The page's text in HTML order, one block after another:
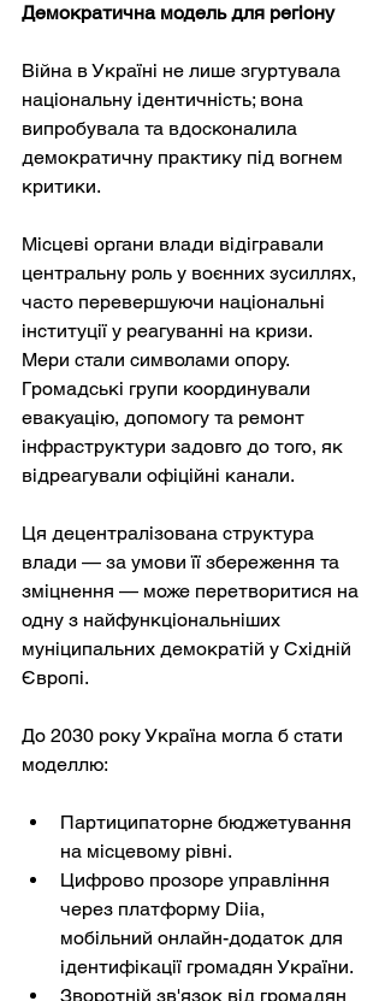
Демократична модель для регіону
Війна в Україні не лише згуртувала
національну ідентичність; вона
випробувала та вдосконалила
демократичну практику під вогнем
критики.
Місцеві органи влади відігравали
центральну роль у воєнних зусиллях,
часто перевершуючи національні
інституції у реагуванні на кризи.
Мери стали символами опору.
Громадські групи координували
евакуацію, допомогу та ремонт
інфраструктури задовго до того, як
відреагували офіційні канали.
Ця децентралізована структура
влади — за умови її збереження та
зміцнення — може перетворитися на
одну з найфункціональніших
муніципальних демократій у Східній
Європі.
До 2030 року Україна могла б стати
моделлю:
Партиципаторне бюджетування
на місцевому рівні.
Цифрово прозоре управління
через платформу Diia,
мобільний онлайн-додаток для
ідентифікації громадян України.
Зворотній зв'язок від громадян